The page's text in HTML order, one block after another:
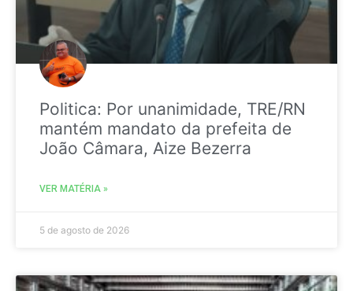
Politica: Por unanimidade, TRE/RN
mantém mandato da prefeita de
João Câmara, Aize Bezerra
VER MATÉRIA »
5 de agosto de 2026